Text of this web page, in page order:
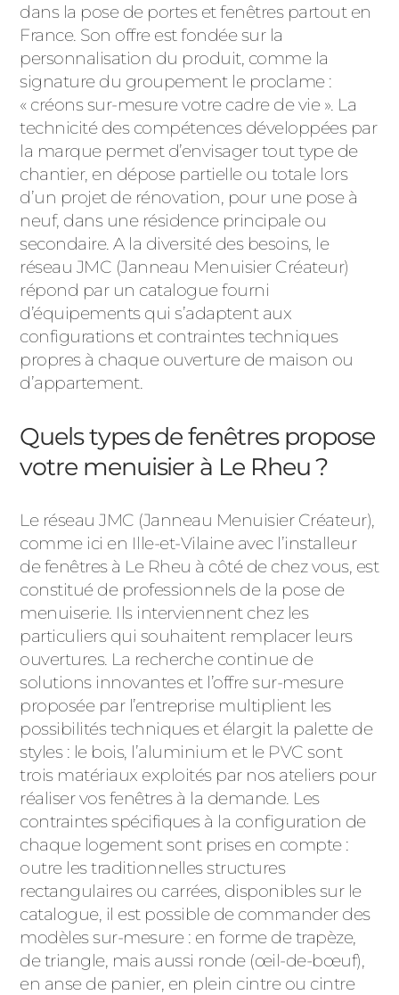
dans la pose de portes et fenêtres partout en
France. Son offre est fondée sur la
personnalisation du produit, comme la
signature du groupement le proclame :
« créons sur-mesure votre cadre de vie ». La
technicité des compétences développées par
la marque permet d’envisager tout type de
chantier, en dépose partielle ou totale lors
d’un projet de rénovation, pour une pose à
neuf, dans une résidence principale ou
secondaire. A la diversité des besoins, le
réseau JMC (Janneau Menuisier Créateur)
répond par un catalogue fourni
d’équipements qui s’adaptent aux
configurations et contraintes techniques
propres à chaque ouverture de maison ou
d’appartement.
Quels types de fenêtres propose
votre menuisier à Le Rheu ?
Le réseau JMC (Janneau Menuisier Créateur),
comme ici en Ille-et-Vilaine avec l’installeur
de fenêtres à Le Rheu à côté de chez vous, est
constitué de professionnels de la pose de
menuiserie. Ils interviennent chez les
particuliers qui souhaitent remplacer leurs
ouvertures. La recherche continue de
solutions innovantes et l’offre sur-mesure
proposée par l’entreprise multiplient les
possibilités techniques et élargit la palette de
styles : le bois, l’aluminium et le PVC sont
trois matériaux exploités par nos ateliers pour
réaliser vos fenêtres à la demande. Les
contraintes spécifiques à la configuration de
chaque logement sont prises en compte :
outre les traditionnelles structures
rectangulaires ou carrées, disponibles sur le
catalogue, il est possible de commander des
modèles sur-mesure : en forme de trapèze,
de triangle, mais aussi ronde (œil-de-bœuf),
en anse de panier, en plein cintre ou cintre